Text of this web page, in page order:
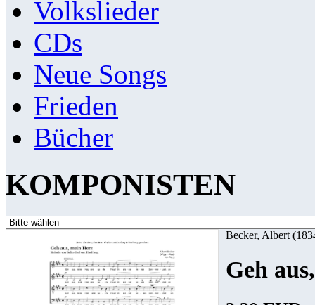
Volkslieder
CDs
Neue Songs
Frieden
Bücher
KOMPONISTEN
Becker, Albert
Geh